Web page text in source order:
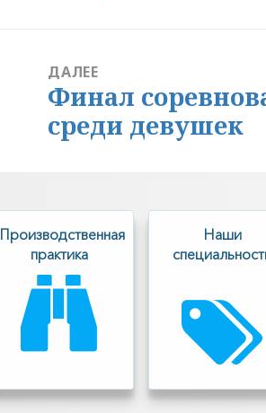
ДАЛЕЕ
Следующая
запись:
Финал
среди девушек
Производственная
практика
Наши